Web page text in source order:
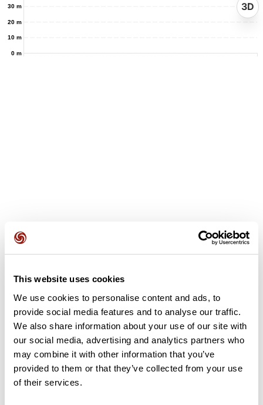
This website uses cookies
We use cookies to personalise content and ads, to
provide social media features and to analyse our traffic.
We also share information about your use of our site with
our social media, advertising and analytics partners who
may combine it with other information that you’ve
provided to them or that they’ve collected from your use
of their services.
0 m
10 m
20 m
30 m 3D
Recensioni degli utenti
Questo percorso non contiene ancora alcuna recensione.
L'hai già effettuato? Sii il primo a inviare una recensione!
Aggiungi una recensione